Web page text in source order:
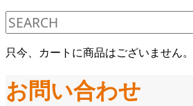
只今、カートに商品はございません。
お問い合わせ